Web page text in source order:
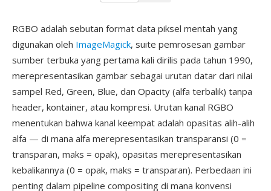
RGBO adalah sebutan format data piksel mentah yang
digunakan oleh ImageMagick, suite pemrosesan gambar
sumber terbuka yang pertama kali dirilis pada tahun 1990,
merepresentasikan gambar sebagai urutan datar dari nilai
sampel Red, Green, Blue, dan Opacity (alfa terbalik) tanpa
header, kontainer, atau kompresi. Urutan kanal RGBO
menentukan bahwa kanal keempat adalah opasitas alih-alih
alfa — di mana alfa merepresentasikan transparansi (0 =
transparan, maks = opak), opasitas merepresentasikan
kebalikannya (0 = opak, maks = transparan). Perbedaan ini
penting dalam pipeline compositing di mana konvensi